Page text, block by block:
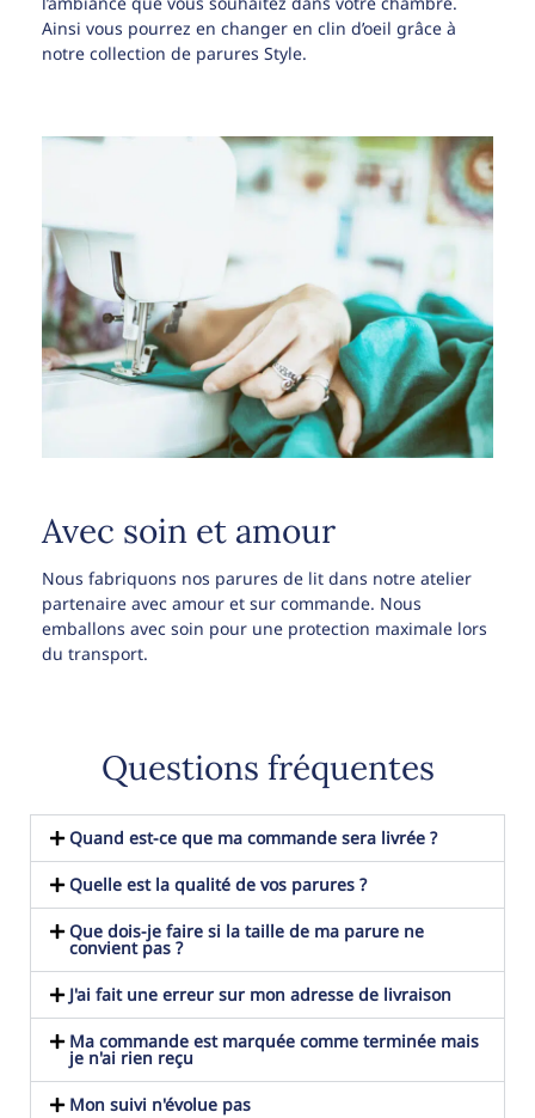
Ainsi vous pourrez en changer en clin d’oeil grâce à
notre collection de parures Style.
Avec soin et amour
Nous fabriquons nos parures de lit dans notre atelier
partenaire avec amour et sur commande. Nous
emballons avec soin pour une protection maximale lors
du transport.
Questions fréquentes
Quand est-ce que ma commande sera livrée ?
Quelle est la qualité de vos parures ?
Que dois-je faire si la taille de ma parure ne
convient pas ?
J'ai fait une erreur sur mon adresse de livraison
Ma commande est marquée comme terminée mais
je n'ai rien reçu
Mon suivi n'évolue pas